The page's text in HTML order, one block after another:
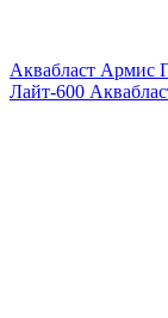
Аквабласт Армис
Лайт-600